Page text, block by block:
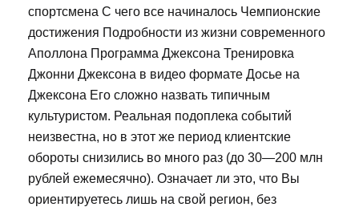
спортсмена С чего все начиналось Чемпионские
достижения Подробности из жизни современного
Аполлона Программа Джексона Тренировка
Джонни Джексона в видео формате Досье на
Джексона Его сложно назвать типичным
культуристом. Реальная подоплека событий
неизвестна, но в этот же период клиентские
обороты снизились во много раз (до 30—200 млн
рублей ежемесячно). Означает ли это, что Вы
ориентируетесь лишь на свой регион, без